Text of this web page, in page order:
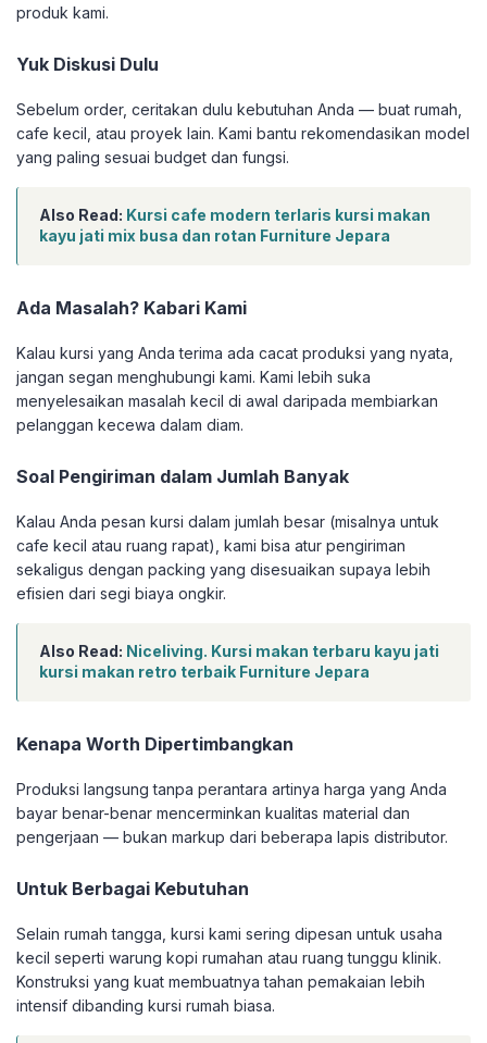
produk kami.
Yuk Diskusi Dulu
Sebelum order, ceritakan dulu kebutuhan Anda — buat rumah,
cafe kecil, atau proyek lain. Kami bantu rekomendasikan model
yang paling sesuai budget dan fungsi.
Also Read: Kursi cafe modern terlaris kursi makan
kayu jati mix busa dan rotan Furniture Jepara
Ada Masalah? Kabari Kami
Kalau kursi yang Anda terima ada cacat produksi yang nyata,
jangan segan menghubungi kami. Kami lebih suka
menyelesaikan masalah kecil di awal daripada membiarkan
pelanggan kecewa dalam diam.
Soal Pengiriman dalam Jumlah Banyak
Kalau Anda pesan kursi dalam jumlah besar (misalnya untuk
cafe kecil atau ruang rapat), kami bisa atur pengiriman
sekaligus dengan packing yang disesuaikan supaya lebih
efisien dari segi biaya ongkir.
Also Read: Niceliving. Kursi makan terbaru kayu jati
kursi makan retro terbaik Furniture Jepara
Kenapa Worth Dipertimbangkan
Produksi langsung tanpa perantara artinya harga yang Anda
bayar benar-benar mencerminkan kualitas material dan
pengerjaan — bukan markup dari beberapa lapis distributor.
Untuk Berbagai Kebutuhan
Selain rumah tangga, kursi kami sering dipesan untuk usaha
kecil seperti warung kopi rumahan atau ruang tunggu klinik.
Konstruksi yang kuat membuatnya tahan pemakaian lebih
intensif dibanding kursi rumah biasa.